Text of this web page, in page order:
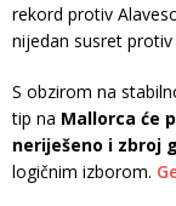
rekord protiv
nijedan susret protiv
S obzirom na
tip na Mallorca će
neriješeno i zbroj
logičnim izborom.